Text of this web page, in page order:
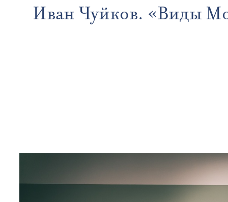
Иван Чуйков. «Виды